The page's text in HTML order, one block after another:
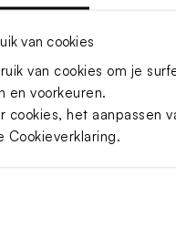
van cookies
van cookies om je
en voorkeuren.
cookies, het aanpassen
Cookieverklaring.